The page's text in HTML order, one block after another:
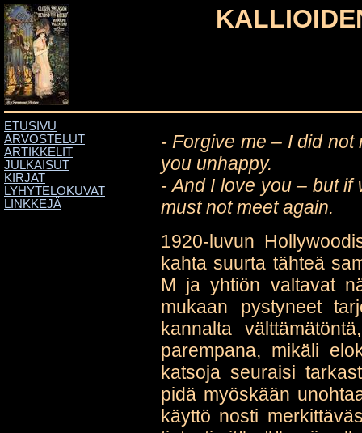
ETUSIVU
ARVOSTELUT
ARTIKKELIT
JULKAISUT
KIRJAT
LYHYTELOKUVAT
LINKKEJÄ
- Forgive me – I did
you unhappy.
- And I love you – but
must not meet again.
1920-luvun
kahta suurta tähteä
M ja yhtiön valtavat
mukaan pystyneet
kannalta
parempana, mikäli
katsoja seuraisi
pidä myöskään
käyttö nosti